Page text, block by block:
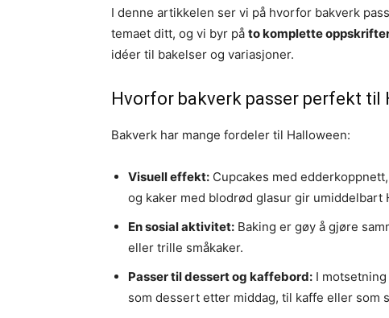
I denne artikkelen ser vi på hvorfor bakverk
temaet ditt, og vi byr på to komplette
idéer til bakelser og variasjoner.
Hvorfor bakverk passer perfekt til
Bakverk har mange fordeler til Halloween:
Visuell effekt: Cupcakes med
og kaker med blodrød glasur gir umiddelbart
En sosial aktivitet: Baking er gøy å gjøre
eller trille småkaker.
Passer til dessert og kaffebord: I
som dessert etter middag, til kaffe eller som